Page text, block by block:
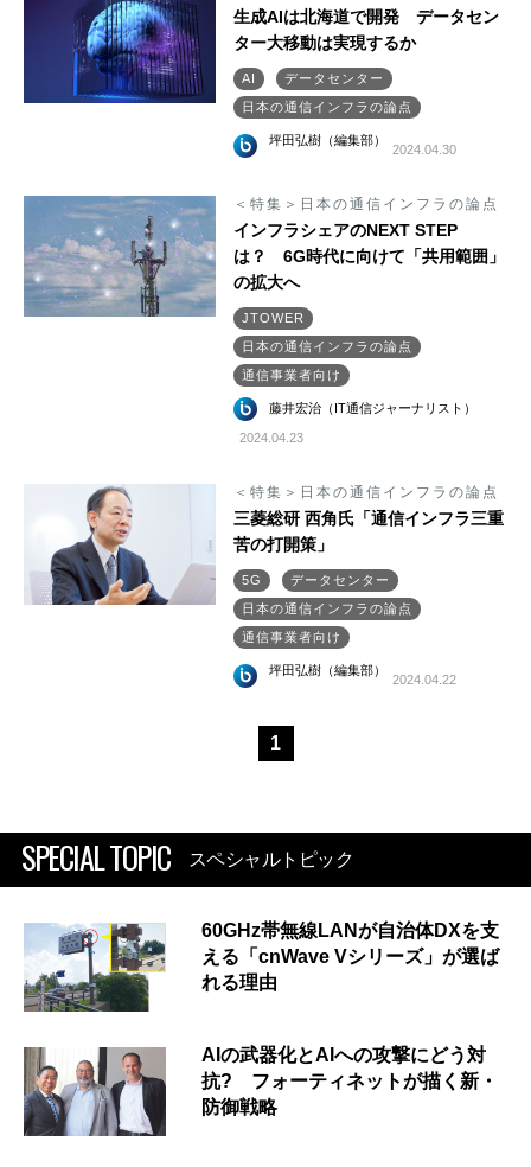
生成AIは北海道で開発 データセン
ター大移動は実現するか
AI
データセンター
日本の通信インフラの論点
坪田弘樹（編集部）
2024.04.30
＜特集＞日本の通信インフラの論点
インフラシェアのNEXT STEP
は？ 6G時代に向けて「共用範囲」
の拡大へ
JTOWER
日本の通信インフラの論点
通信事業者向け
藤井宏治（IT通信ジャーナリスト）
2024.04.23
＜特集＞日本の通信インフラの論点
三菱総研 西角氏「通信インフラ三重
苦の打開策」
5G
データセンター
日本の通信インフラの論点
通信事業者向け
坪田弘樹（編集部）
2024.04.22
1
SPECIAL TOPIC スペシャルトピック
60GHz帯無線LANが自治体DXを支
える「cnWave Vシリーズ」が選ば
れる理由
AIの武器化とAIへの攻撃にどう対
抗? フォーティネットが描く新・
防御戦略